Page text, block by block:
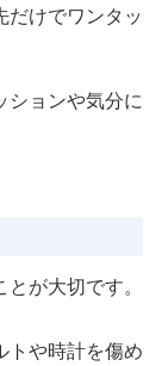
だけでワンタッ
ションや気分に
が大切です。
トや時計を傷め